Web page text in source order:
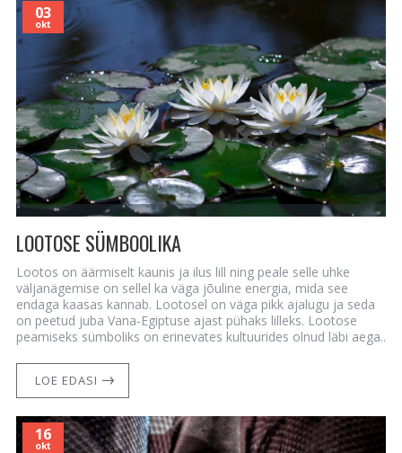
03
okt
LOOTOSE SÜMBOOLIKA
Lootos on äärmiselt kaunis ja ilus lill ning peale selle uhke
väljanägemise on sellel ka väga jõuline energia, mida see
endaga kaasas kannab. Lootosel on väga pikk ajalugu ja seda
on peetud juba Vana-Egiptuse ajast pühaks lilleks. Lootose
peamiseks sümboliks on erinevates kultuurides olnud läbi aega..
LOE EDASI
16
okt